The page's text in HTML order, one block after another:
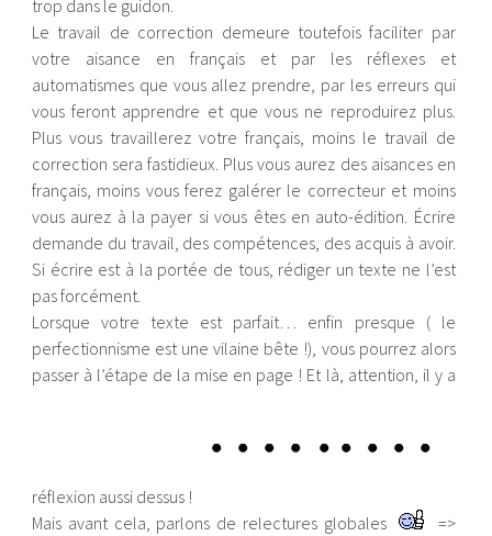
trop dans le guidon.
Le travail de correction demeure toutefois faciliter par
votre aisance en français et par les réflexes et
automatismes que vous allez prendre, par les erreurs qui
vous feront apprendre et que vous ne reproduirez plus.
Plus vous travaillerez votre français, moins le travail de
correction sera fastidieux. Plus vous aurez des aisances en
français, moins vous ferez galérer le correcteur et moins
vous aurez à la payer si vous êtes en auto-édition. Écrire
demande du travail, des compétences, des acquis à avoir.
Si écrire est à la portée de tous, rédiger un texte ne l’est
pas forcément.
Lorsque votre texte est parfait… enfin presque ( le
perfectionnisme est une vilaine bête !), vous pourrez alors
passer à l’étape de la mise en page ! Et là, attention, il y a
réflexion aussi dessus !
Mais avant cela, parlons de relectures globales
=>